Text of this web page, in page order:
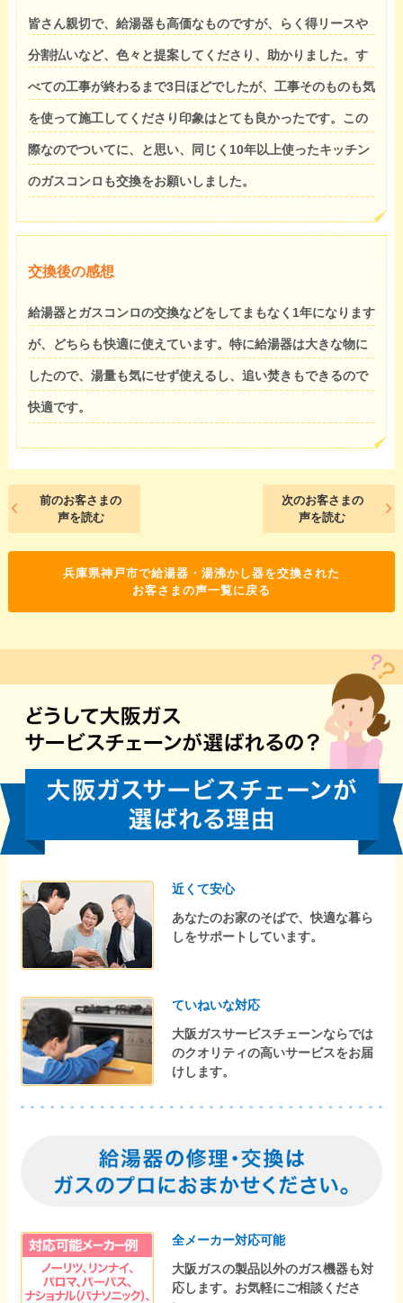
皆さん親切で、給湯器も高価なものですが、らく得リースや
分割払いなど、色々と提案してくださり、助かりました。す
べての工事が終わるまで3日ほどでしたが、工事そのものも気
を使って施工してくださり印象はとても良かったです。この
際なのでついてに、と思い、同じく10年以上使ったキッチン
のガスコンロも交換をお願いしました。
交換後の感想
給湯器とガスコンロの交換などをしてまもなく1年になります
が、どちらも快適に使えています。特に給湯器は大きな物に
したので、湯量も気にせず使えるし、追い焚きもできるので
快適です。
前のお客さまの
声を読む
次のお客さまの
声を読む
兵庫県神戸市で給湯器・湯沸かし器を交換された
お客さまの声一覧に戻る
近くて安心
あなたのお家のそばで、快適な暮ら
しをサポートしています。
ていねいな対応
大阪ガスサービスチェーンならでは
のクオリティの高いサービスをお届
けします。
全メーカー対応可能
大阪ガスの製品以外のガス機器も対
応します。お気軽にご相談くださ